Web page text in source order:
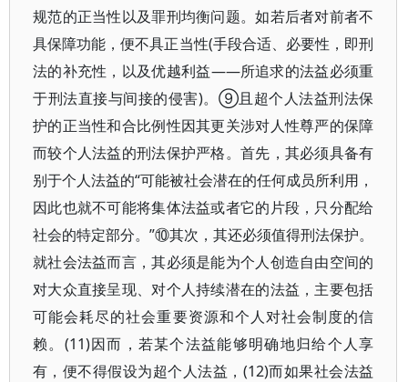
规范的正当性以及罪刑均衡问题。如若后者对前者不
具保障功能，便不具正当性(手段合适、必要性，即刑
法的补充性，以及优越利益——所追求的法益必须重
于刑法直接与间接的侵害)。⑨且超个人法益刑法保
护的正当性和合比例性因其更关涉对人性尊严的保障
而较个人法益的刑法保护严格。首先，其必须具备有
别于个人法益的“可能被社会潜在的任何成员所利用，
因此也就不可能将集体法益或者它的片段，只分配给
社会的特定部分。”⑩其次，其还必须值得刑法保护。
就社会法益而言，其必须是能为个人创造自由空间的
对大众直接呈现、对个人持续潜在的法益，主要包括
可能会耗尽的社会重要资源和个人对社会制度的信
赖。(11)因而，若某个法益能够明确地归给个人享
有，便不得假设为超个人法益，(12)而如果社会法益